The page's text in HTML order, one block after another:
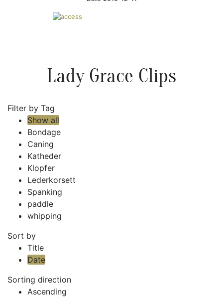
Lady Grace Clips
Filter by Tag
Show all
Bondage
Caning
Katheder
Klopfer
Lederkorsett
Spanking
paddle
whipping
Sort by
Title
Date
Sorting direction
Ascending